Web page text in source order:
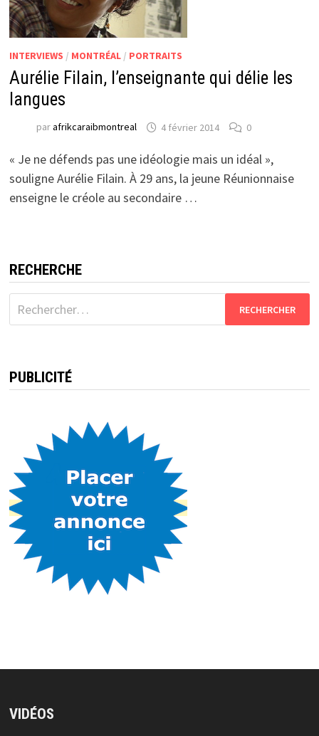
INTERVIEWS / MONTRÉAL/ PORTRAITS
Aurélie Filain, l’enseignante qui délie les
langues
parafrikcaraibmontreal 4 février 2014 0
« Je ne défends pas une idéologie mais un idéal »,
souligne Aurélie Filain. À 29 ans, la jeune Réunionnaise
enseigne le créole au secondaire …
RECHERCHE
Rechercher :
PUBLICITÉ
VIDÉOS